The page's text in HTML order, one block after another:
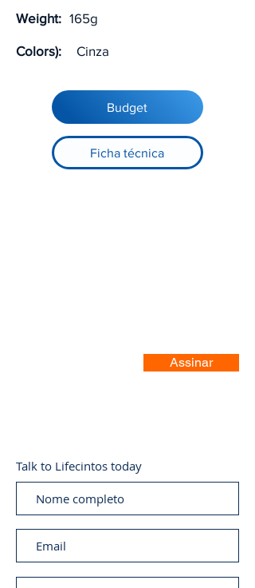
Weight: 165g
Colors): Cinza
Budget
Ficha técnica
Assinar
Talk to Lifecintos today